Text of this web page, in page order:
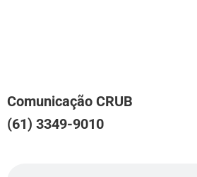
Comunicação CRUB
(61) 3349-9010